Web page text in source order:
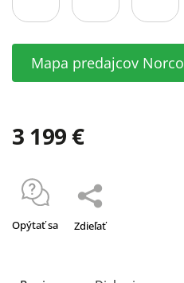
Mapa predajcov Norco
3 199 €
Opýtať sa Zdieľať